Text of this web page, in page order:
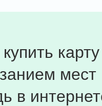
мест
в